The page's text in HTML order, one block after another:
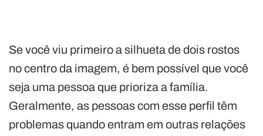
Se você viu primeiro a silhueta de dois rostos
no centro da imagem, é bem possível que você
seja uma pessoa que prioriza a família.
Geralmente, as pessoas com esse perfil têm
problemas quando entram em outras relações